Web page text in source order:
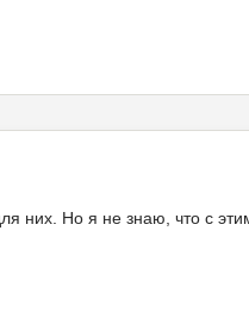
Но я не знаю, что с